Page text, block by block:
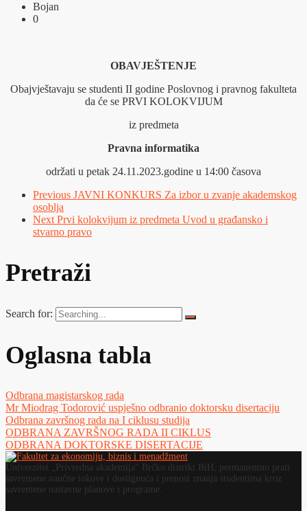
Bojan
0
OBAVJEŠTENJE
Obajvještavaju se studenti II godine Poslovnog i pravnog fakulteta
da će se PRVI KOLOKVIJUM
iz predmeta
Pravna informatika
održati u petak 24.11.2023.godine u 14:00 časova
Previous JAVNI KONKURS Za izbor u zvanje akademskog
osoblja
Next Prvi kolokvijum iz predmeta Uvod u građansko i
stvarno pravo
Pretraži
Search for:
Oglasna tabla
Odbrana magistarskog rada
Mr Miodrag Todorović uspješno odbranio doktorsku disertaciju
Odbrana završnog rada na I ciklusu studija
ODBRANA ZAVRŠNOG RADA II CIKLUS
ODBRANA DOKTORSKE DISERTACIJE
Univerzitet „Privredna akademija“ Brčko distrikt BiH, permanentno prati
savremene naučne tokove i dostignuća i prenosi znanja studentima kroz
savremene nastavne planove i programe.